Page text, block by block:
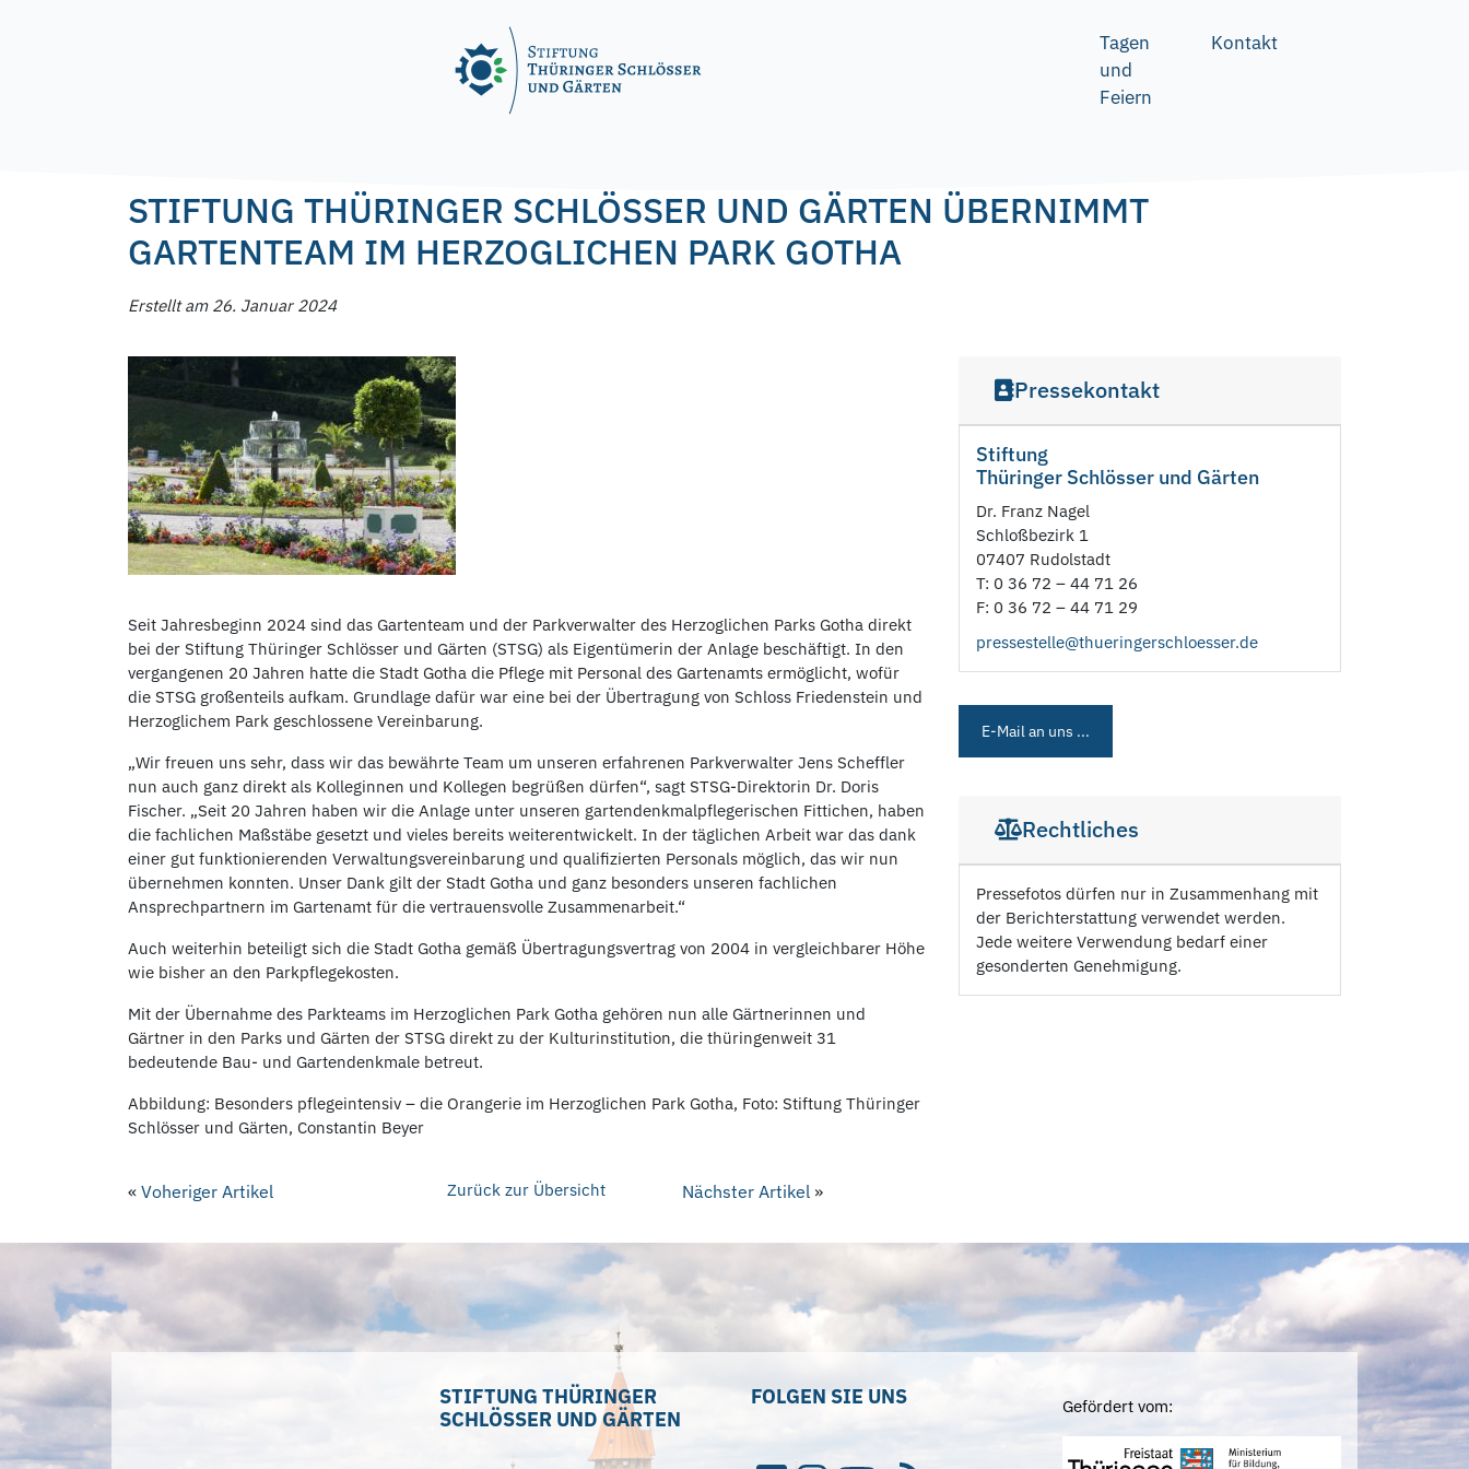
Tagen
und
Feiern
Kontakt
STIFTUNG THÜRINGER SCHLÖSSER UND GÄRTEN ÜBERNIMMT
GARTENTEAM IM HERZOGLICHEN PARK GOTHA
Erstellt am 26. Januar 2024
Seit Jahresbeginn 2024 sind das Gartenteam und der Parkverwalter des Herzoglichen Parks Gotha direkt
bei der Stiftung Thüringer Schlösser und Gärten (STSG) als Eigentümerin der Anlage beschäftigt. In den
vergangenen 20 Jahren hatte die Stadt Gotha die Pflege mit Personal des Gartenamts ermöglicht, wofür
die STSG großenteils aufkam. Grundlage dafür war eine bei der Übertragung von Schloss Friedenstein und
Herzoglichem Park geschlossene Vereinbarung.
„Wir freuen uns sehr, dass wir das bewährte Team um unseren erfahrenen Parkverwalter Jens Scheffler
nun auch ganz direkt als Kolleginnen und Kollegen begrüßen dürfen“, sagt STSG-Direktorin Dr. Doris
Fischer. „Seit 20 Jahren haben wir die Anlage unter unseren gartendenkmalpflegerischen Fittichen, haben
die fachlichen Maßstäbe gesetzt und vieles bereits weiterentwickelt. In der täglichen Arbeit war das dank
einer gut funktionierenden Verwaltungsvereinbarung und qualifizierten Personals möglich, das wir nun
übernehmen konnten. Unser Dank gilt der Stadt Gotha und ganz besonders unseren fachlichen
Ansprechpartnern im Gartenamt für die vertrauensvolle Zusammenarbeit.“
Auch weiterhin beteiligt sich die Stadt Gotha gemäß Übertragungsvertrag von 2004 in vergleichbarer Höhe
wie bisher an den Parkpflegekosten.
Mit der Übernahme des Parkteams im Herzoglichen Park Gotha gehören nun alle Gärtnerinnen und
Gärtner in den Parks und Gärten der STSG direkt zu der Kulturinstitution, die thüringenweit 31
bedeutende Bau- und Gartendenkmale betreut.
Abbildung: Besonders pflegeintensiv – die Orangerie im Herzoglichen Park Gotha, Foto: Stiftung Thüringer
Schlösser und Gärten, Constantin Beyer
« Voheriger Artikel Zurück zur Übersicht Nächster Artikel»
Pressekontakt
Stiftung
Thüringer Schlösser und Gärten
Dr. Franz Nagel
Schloßbezirk 1
07407 Rudolstadt
T: 0 36 72 – 44 71 26
F: 0 36 72 – 44 71 29
pressestelle@thueringerschloesser.de
E-Mail an uns ...
Rechtliches
Pressefotos dürfen nur in Zusammenhang mit
der Berichterstattung verwendet werden.
Jede weitere Verwendung bedarf einer
gesonderten Genehmigung.
STIFTUNG THÜRINGER
SCHLÖSSER UND GÄRTEN
FOLGEN SIE UNS Gefördert vom: